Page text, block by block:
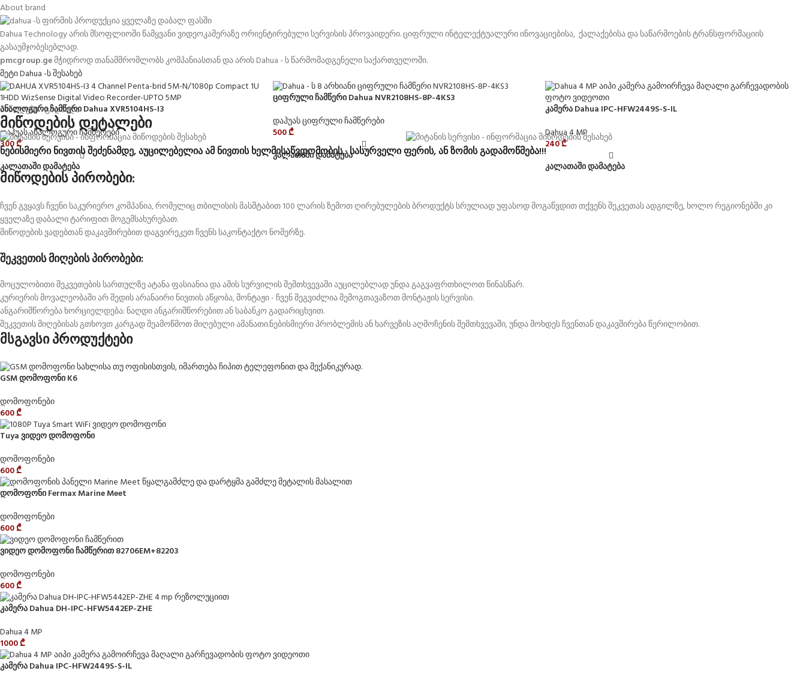
About brand
Dahua Technology არის მსოფლიოში წამყვანი ვიდეოკამერაზე ორიენტირებული სერვისის პროვაიდერი. ციფრული ინტელექტუალური ინოვაციებისა, ქალაქებისა და საწარმოების ტრანსფორმაციის
გასაუმჯობესებლად.
pmcgroup.geმჭიდროდ თანამშრომლობს კომპანიასთან და არის Dahua - ს წარმომადგენელი საქართველოში.
მეტი Dahua -ს შესახებ
ანალოგური ჩამწერი Dahua XVR5104HS-I3
დაჰუას ანალოგური ჩამწერები
300₾
კალათაში დამატება
ციფრული ჩამწერი Dahua NVR2108HS-8P-4KS3
დაჰუას ციფრული ჩამწერები
500₾
კალათაში დამატება
კამერა Dahua IPC-HFW2449S-S-IL
Dahua 4 MP
240₾
კალათაში დამატება
მიწოდება - გადახდა
მიწოდების დეტალები
ნებისმიერი ნივთის შეძენამდე, აუცილებელია ამ ნივთის ხელმისაწვდომობის, სასურველი ფერის, ან ზომის გადამოწმება!!!
მიწოდების პირობები:
ჩვენ გვყავს ჩვენი საკურიერო კომპანია, რომელიც თბილისის მასშტაბით 100 ლარის ზემოთ ღირებულების ბროდუქტს სრულიად უფასოდ მოგაწვდით თქვენს შეკვეთას ადგილზე, ხოლო რეგიონებში კი
ყველაზე დაბალი ტარიფით მოგემსახურებათ.
მიწოდების ვადებთან დაკავშირებით დაგვირეკეთ ჩვენს საკონტაქტო ნომერზე.
შეკვეთის მიღების პირობები:
მოცულობითი შეკვეთების სართულზე ატანა ფასიანია და ამის სურვილის შემთხვევაში აუცილებლად უნდა გაგვაფრთხილოთ წინასწარ.
კურიერის მოვალეობაში არ შედის არანაირი ნივთის აწყობა, მონტაჟი - ჩვენ შეგვიძლია შემოგთავაზოთ მონტაჟის სერვისი.
ანგარიშწორება ხორციელდება: ნაღდი ანგარიშწორებით ან საბანკო გადარიცხვით.
შეკვეთის მიღებისას გთხოვთ კარგად შეამოწმოთ მიღებული ამანათი.ნებისმიერი პრობლემის ან ხარვეზის აღმოჩენის შემთხვევაში, უნდა მოხდეს ჩვენთან დაკავშირება წერილობით.
მსგავსი პროდუქტები
GSM დომოფონი K6
დომოფონები
600₾
Tuya ვიდეო დომოფონი
დომოფონები
600₾
დომოფონი Fermax Marine Meet
დომოფონები
600₾
ვიდეო დომოფონი ჩამწერით 82706EM+82203
დომოფონები
600₾
კამერა Dahua DH-IPC-HFW5442EP-ZHE
Dahua 4 MP
1000₾
კამერა Dahua IPC-HFW2449S-S-IL